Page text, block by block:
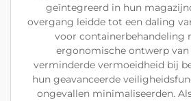
geïntegreerd in hun
overgang leidde tot een daling
voor containerbehandeling
ergonomische ontwerp
verminderde vermoeidheid bij
hun geavanceerde
ongevallen minimaliseerden.